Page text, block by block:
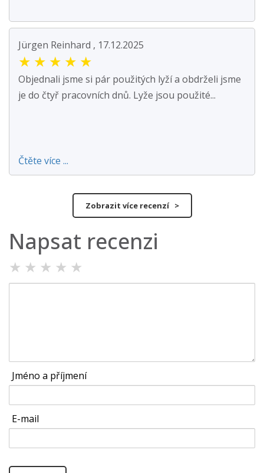
Jürgen Reinhard , 17.12.2025
★ ★ ★ ★ ★
Objednali jsme si pár použitých lyží a obdrželi jsme
je do čtyř pracovních dnů. Lyže jsou použité...
Čtěte více ...
Zobrazit více recenzí >
Napsat recenzi
★ ★ ★ ★ ★
Jméno a příjmení
E-mail